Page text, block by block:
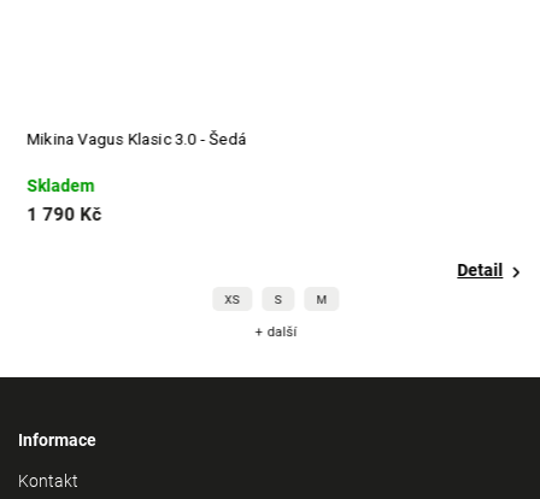
Mikina Vagus Klasic 3.0 - Šedá
Skladem
1 790 Kč
Detail
XS S M
+ další
Informace
Kontakt